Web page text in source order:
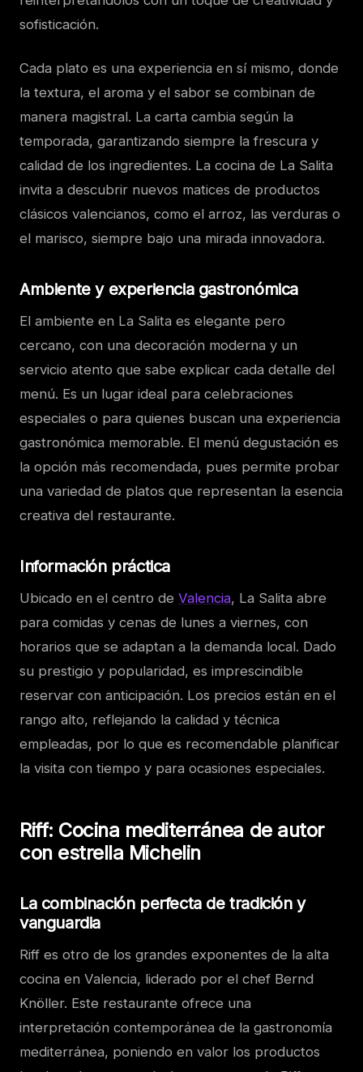
sofisticación.
Cada plato es una experiencia en sí mismo, donde
la textura, el aroma y el sabor se combinan de
manera magistral. La carta cambia según la
temporada, garantizando siempre la frescura y
calidad de los ingredientes. La cocina de La Salita
invita a descubrir nuevos matices de productos
clásicos valencianos, como el arroz, las verduras o
el marisco, siempre bajo una mirada innovadora.
Ambiente y experiencia gastronómica
El ambiente en La Salita es elegante pero
cercano, con una decoración moderna y un
servicio atento que sabe explicar cada detalle del
menú. Es un lugar ideal para celebraciones
especiales o para quienes buscan una experiencia
gastronómica memorable. El menú degustación es
la opción más recomendada, pues permite probar
una variedad de platos que representan la esencia
creativa del restaurante.
Información práctica
Ubicado en el centro de Valencia, La Salita abre
para comidas y cenas de lunes a viernes, con
horarios que se adaptan a la demanda local. Dado
su prestigio y popularidad, es imprescindible
reservar con anticipación. Los precios están en el
rango alto, reflejando la calidad y técnica
empleadas, por lo que es recomendable planificar
la visita con tiempo y para ocasiones especiales.
Riff: Cocina mediterránea de autor
con estrella Michelin
La combinación perfecta de tradición y
vanguardia
Riff es otro de los grandes exponentes de la alta
cocina en Valencia, liderado por el chef Bernd
Knöller. Este restaurante ofrece una
interpretación contemporánea de la gastronomía
mediterránea, poniendo en valor los productos